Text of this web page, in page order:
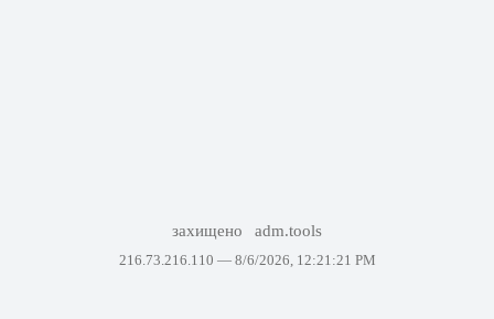
захищено adm.tools
216.73.216.110 — 8/6/2026, 12:21:21 PM